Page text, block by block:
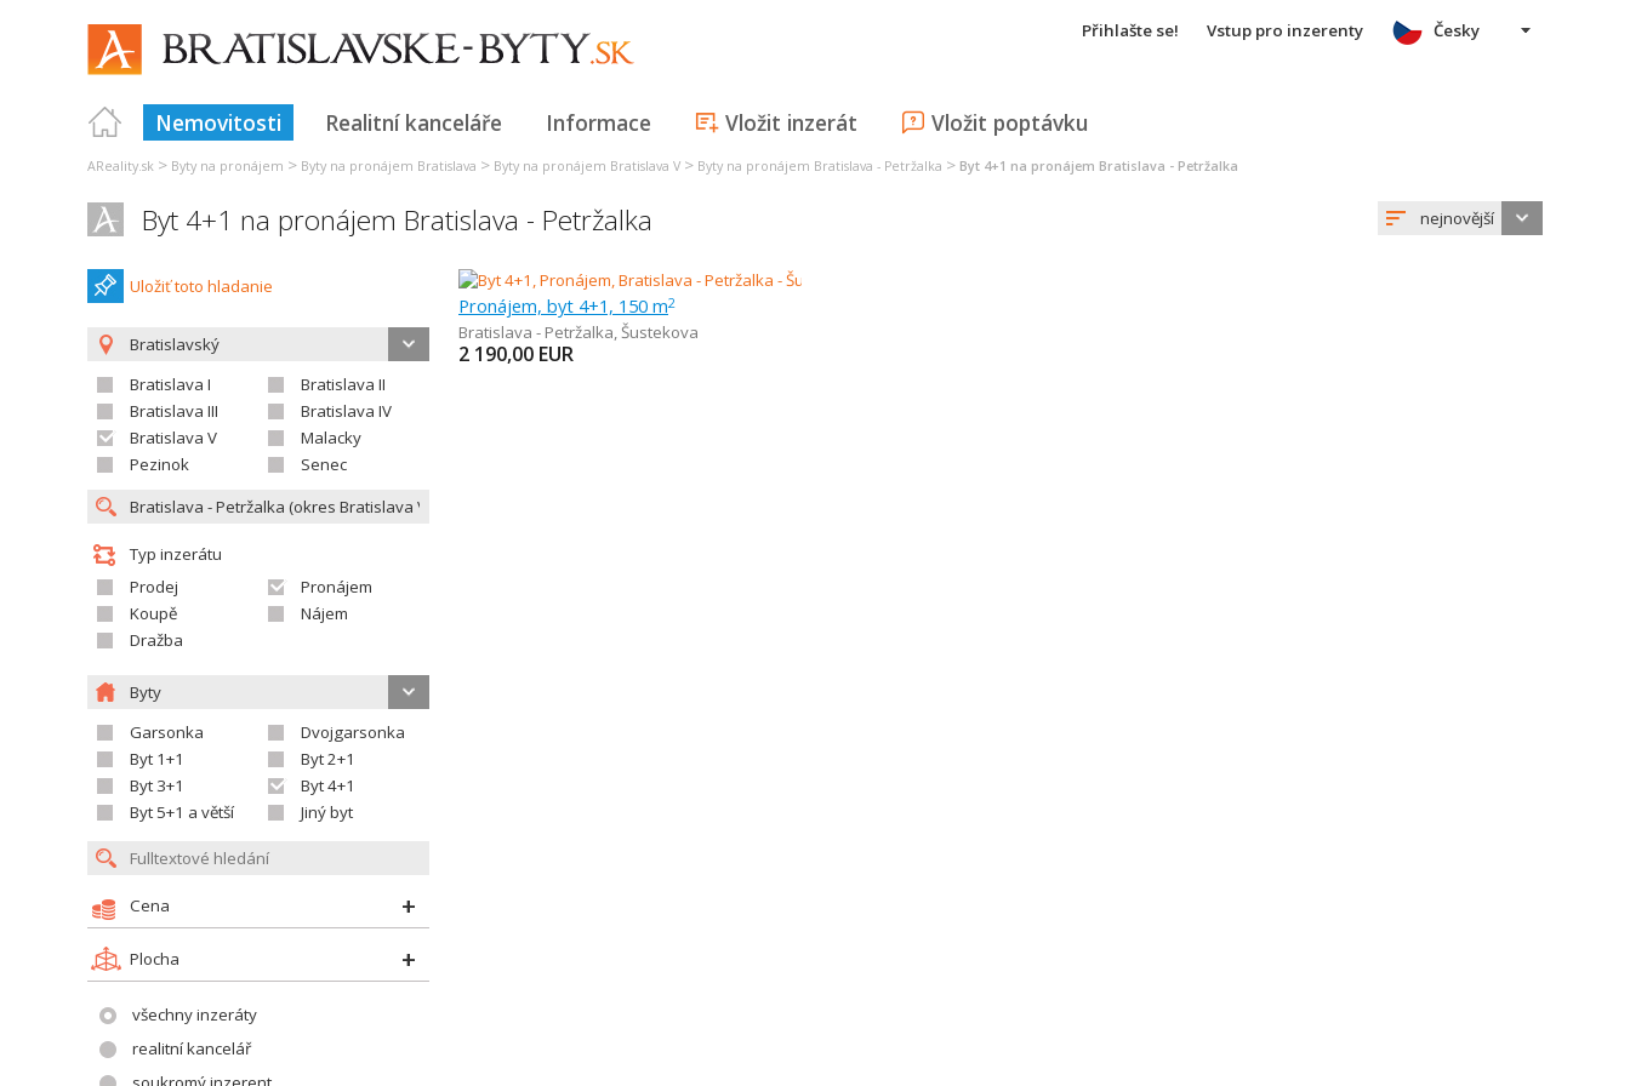
Přihlašte se! Vstup pro inzerenty
Nemovitosti Realitní kanceláře Informace Vložit inzerát Vložit poptávku
Česky
AReality.sk > Byty na pronájem > Byty na pronájem Bratislava > Byty na pronájem Bratislava V > Byty na pronájem Bratislava - Petržalka > Byt 4+1 na pronájem Bratislava - Petržalka
Byt 4+1 na pronájem Bratislava - Petržalka nejnovější
Uložiť toto hladanie
Bratislavský
Bratislava I
Bratislava II
Bratislava III
Bratislava IV
Bratislava V
Malacky
Pezinok
Senec
Typ inzerátu
Prodej
Pronájem
Koupě
Nájem
Dražba
Byty
Garsonka
Dvojgarsonka
Byt 1+1
Byt 2+1
Byt 3+1
Byt 4+1
Byt 5+1 a větší
Jiný byt
Cena
Plocha
všechny inzeráty
realitní kancelář
Pronájem, byt 4+1, 150 m2
Bratislava - Petržalka,Šustekova
2 190,00 EUR